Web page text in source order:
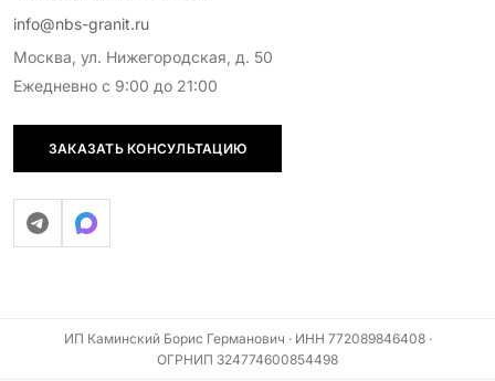
info@nbs-granit.ru
Москва, ул. Нижегородская, д. 50
Ежедневно с 9:00 до 21:00
ЗАКАЗАТЬ КОНСУЛЬТАЦИЮ
ИП Каминский Борис Германович · ИНН 772089846408 ·
ОГРНИП 324774600854498